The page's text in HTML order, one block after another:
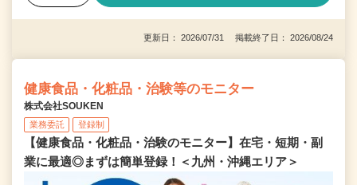
更新日： 2026/07/31 掲載終了日： 2026/08/24
健康食品・化粧品・治験等のモニター
株式会社SOUKEN
業務委託 登録制
【健康食品・化粧品・治験のモニター】在宅・短期・副
業に最適◎まずは簡単登録！＜九州・沖縄エリア＞